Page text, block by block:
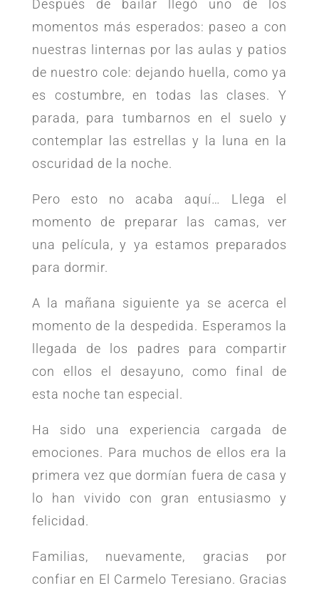
Después de bailar llegó uno de los
momentos más esperados: paseo a con
nuestras linternas por las aulas y patios
de nuestro cole: dejando huella, como ya
es costumbre, en todas las clases. Y
parada, para tumbarnos en el suelo y
contemplar las estrellas y la luna en la
oscuridad de la noche.
Pero esto no acaba aquí… Llega el
momento de preparar las camas, ver
una película, y ya estamos preparados
para dormir.
A la mañana siguiente ya se acerca el
momento de la despedida. Esperamos la
llegada de los padres para compartir
con ellos el desayuno, como final de
esta noche tan especial.
Ha sido una experiencia cargada de
emociones. Para muchos de ellos era la
primera vez que dormían fuera de casa y
lo han vivido con gran entusiasmo y
felicidad.
Familias, nuevamente, gracias por
confiar en El Carmelo Teresiano. Gracias